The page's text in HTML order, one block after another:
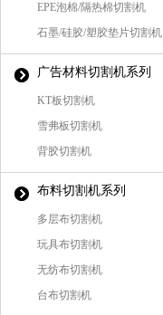
EPE泡棉/隔热棉切割机
石墨/硅胶/塑胶垫片切割机
广告材料切割机系列
KT板切割机
雪弗板切割机
背胶切割机
布料切割机系列
多层布切割机
玩具布切割机
无纺布切割机
台布切割机